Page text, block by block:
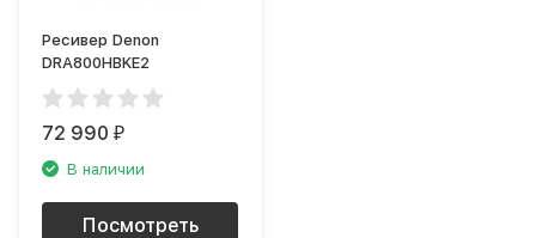
Ресивер Denon
DRA800HBKE2
72 990₽
В наличии
Посмотреть